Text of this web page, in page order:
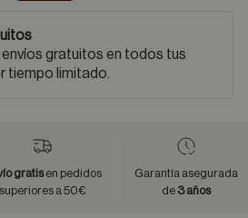
envíos gratuitos en todos tus
tiempo limitado.
gratisen pedidos
superiores a 50€
Garantía asegurada
de 3 años